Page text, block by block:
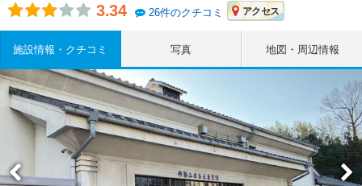
3.34 26件のクチコミ アクセス
施設情報・クチコミ 写真 地図・周辺情報